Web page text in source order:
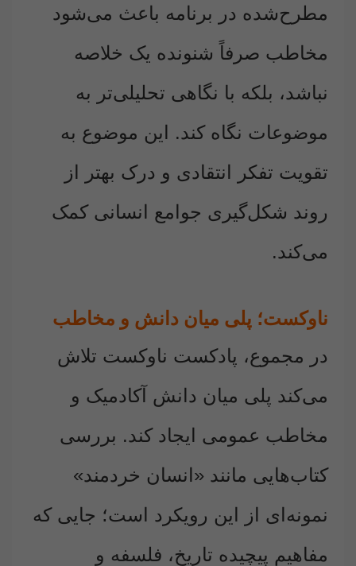
مطرح‌شده در برنامه باعث می‌شود
مخاطب صرفاً شنونده یک خلاصه
نباشد، بلکه با نگاهی تحلیلی‌تر به
موضوعات نگاه کند. این موضوع به
تقویت تفکر انتقادی و درک بهتر از
روند شکل‌گیری جوامع انسانی کمک
می‌کند.
ناوکست؛ پلی میان دانش و مخاطب
در مجموع، پادکست ناوکست تلاش
می‌کند پلی میان دانش آکادمیک و
مخاطب عمومی ایجاد کند. بررسی
کتاب‌هایی مانند «انسان خردمند»
نمونه‌ای از این رویکرد است؛ جایی که
مفاهیم پیچیده تاریخ، فلسفه و